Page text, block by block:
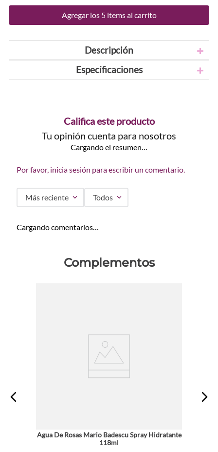
Agregar los 5 items al carrito
Descripción
Especificaciones
Califica este producto
Tu opinión cuenta para nosotros
Cargando el resumen…
Por favor, inicia sesión para escribir un comentario.
Más reciente Todos
Cargando comentarios…
Complementos
Agua De Rosas Mario Badescu Spray Hidratante
118ml